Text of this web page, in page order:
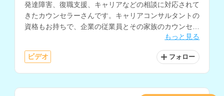
発達障害、復職支援、キャリアなどの相談に対応されて
きたカウンセラーさんです。キャリアコンサルタントの
資格もお持ちで、企業の従業員とその家族のカウンセリ
ングや、メンタルクリニックでのカウンセリング・心理
もっと見る
ビデオ フォロー